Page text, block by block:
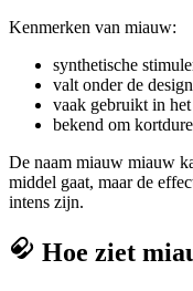
Kenmerken van miauw:
synthetische
valt onder de
vaak gebruikt in
bekend om
De naam miauw miauw
middel gaat, maar de
intens zijn.
Hoe ziet